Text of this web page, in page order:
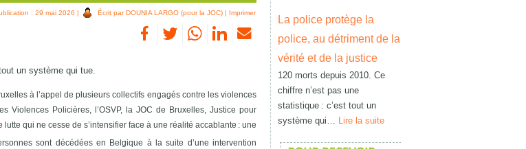
: 29 mai 2026 | Écrit par DOUNIA LARGO (pour la JOC) | Imprimer
un système qui tue.
à l’appel de plusieurs collectifs engagés contre les violences
Violences Policières, l’OSVP, la JOC de Bruxelles, Justice pour
qui ne cesse de s’intensifier face à une réalité accablante : une
sont décédées en Belgique à la suite d’une intervention
La police protège la
police, au détriment de la
vérité et de la justice
120 morts depuis 2010. Ce
chiffre n’est pas une
statistique : c’est tout un
système qui… Lire la suite